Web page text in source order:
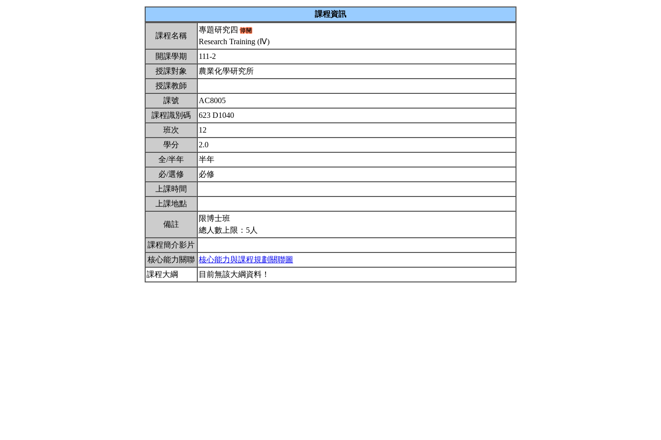
課程資訊
課程名稱
專題研究四
Research Training (Ⅳ)
開課學期
111-2
授課對象
農業化學研究所
授課教師
課號
AC8005
課程識別碼
623 D1040
班次
12
學分
2.0
全/半年
半年
必/選修
必修
上課時間
上課地點
備註
限博士班
總人數上限：5人
課程簡介影片
核心能力關聯 核心能力與課程規劃關聯圖
課程大綱
目前無該大綱資料！